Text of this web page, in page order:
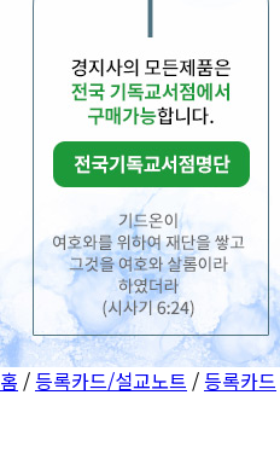
홈 /등록카드/설교노트 /등록카드